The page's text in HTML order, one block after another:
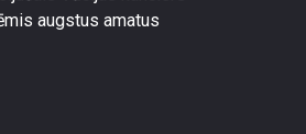
augstus amatus